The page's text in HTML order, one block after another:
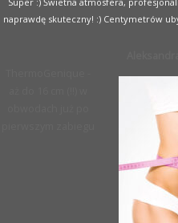
naprawdę skuteczny! :) Centymetrów